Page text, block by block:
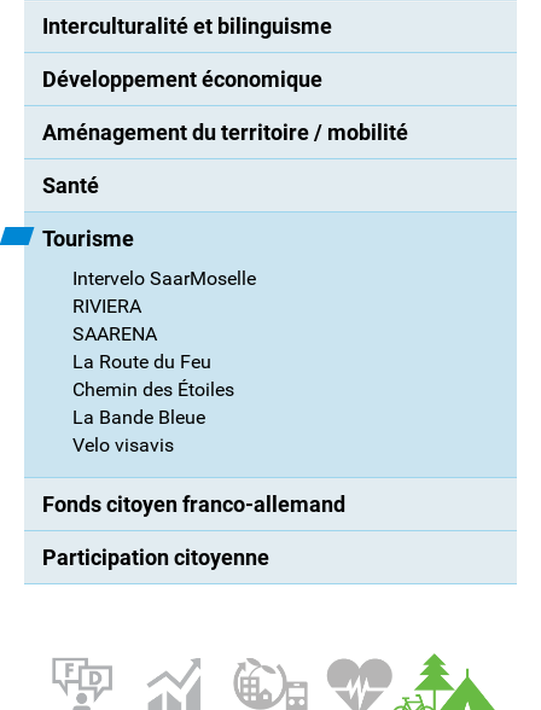
Interculturalité et bilinguisme
Développement économique
Aménagement du territoire / mobilité
Santé
Tourisme
Intervelo SaarMoselle
RIVIERA
SAARENA
La Route du Feu
Chemin des Étoiles
La Bande Bleue
Velo visavis
Fonds citoyen franco-allemand
Participation citoyenne